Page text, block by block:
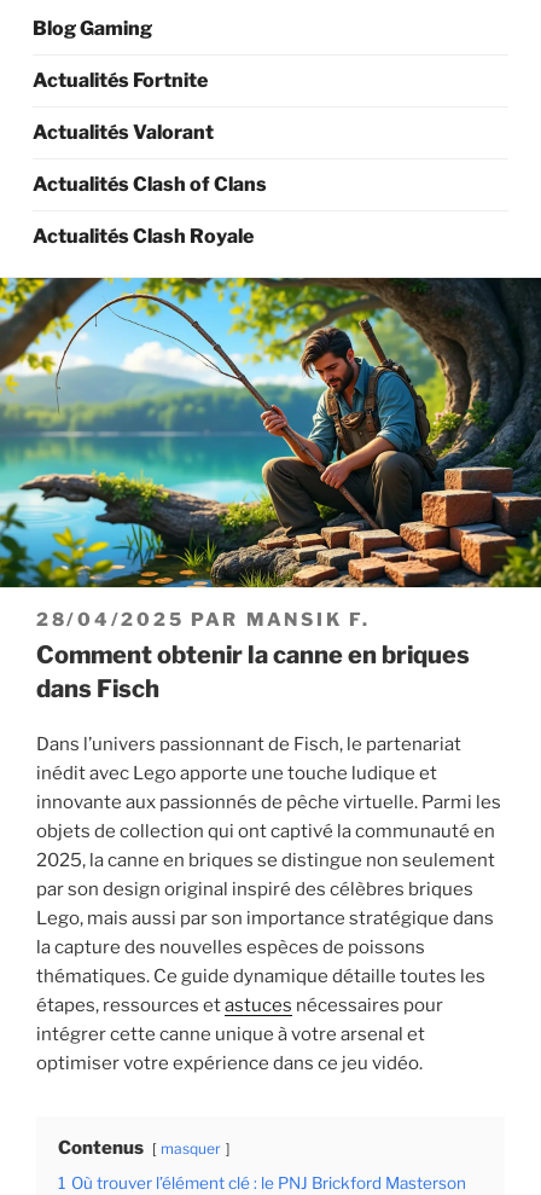
Blog Gaming
Actualités Fortnite
Actualités Valorant
Actualités Clash of Clans
Actualités Clash Royale
PUBLIÉ
LE
28/04/2025 PAR MANSIK F.
Comment obtenir la canne en briques
dans Fisch
Dans l’univers passionnant de Fisch, le partenariat
inédit avec Lego apporte une touche ludique et
innovante aux passionnés de pêche virtuelle. Parmi les
objets de collection qui ont captivé la communauté en
2025, la canne en briques se distingue non seulement
par son design original inspiré des célèbres briques
Lego, mais aussi par son importance stratégique dans
la capture des nouvelles espèces de poissons
thématiques. Ce guide dynamique détaille toutes les
étapes, ressources etastuces nécessaires pour
intégrer cette canne unique à votre arsenal et
optimiser votre expérience dans ce jeu vidéo.
Contenus masquer
1 Où trouver l’élément clé : le PNJ Brickford Masterson